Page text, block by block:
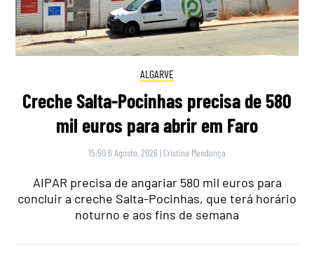
ALGARVE
Creche Salta-Pocinhas precisa de 580
mil euros para abrir em Faro
15:50 6 Agosto, 2026 | Cristina Mendonça
AIPAR precisa de angariar 580 mil euros para
concluir a creche Salta-Pocinhas, que terá horário
noturno e aos fins de semana